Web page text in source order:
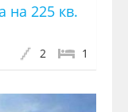
на 225 кв.
1
2